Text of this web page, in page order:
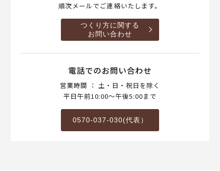
順次メールでご連絡いたします。
つくり方に関する
お問い合わせ
電話でのお問い合わせ
営業時間 ： 土・日・祝日を除く
平日午前10:00～午後5:00まで
0570-037-030(代表）